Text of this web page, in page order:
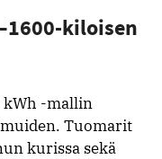
kiloisen
kWh -mallin
muiden. Tuomarit
kurissa sekä